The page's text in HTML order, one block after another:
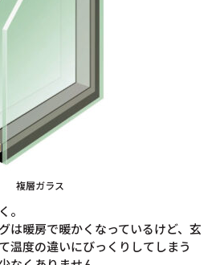
複層ガラス
。
は暖房で暖かくなっているけど、玄
温度の違いにびっくりしてしまう